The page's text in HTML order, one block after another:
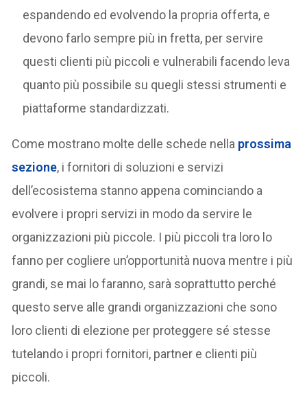
espandendo ed evolvendo la propria offerta, e
devono farlo sempre più in fretta, per servire
questi clienti più piccoli e vulnerabili facendo leva
quanto più possibile su quegli stessi strumenti e
piattaforme standardizzati.
Come mostrano molte delle schede nella prossima
sezione, i fornitori di soluzioni e servizi
dell’ecosistema stanno appena cominciando a
evolvere i propri servizi in modo da servire le
organizzazioni più piccole. I più piccoli tra loro lo
fanno per cogliere un’opportunità nuova mentre i più
grandi, se mai lo faranno, sarà soprattutto perché
questo serve alle grandi organizzazioni che sono
loro clienti di elezione per proteggere sé stesse
tutelando i propri fornitori, partner e clienti più
piccoli.